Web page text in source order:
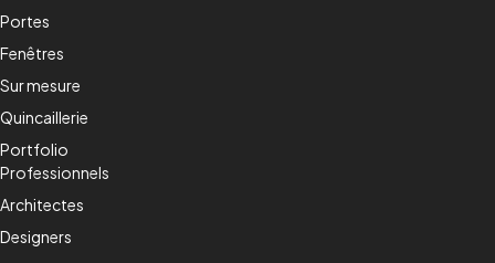
Portes
Fenêtres
Sur mesure
Quincaillerie
Portfolio
Professionnels
Architectes
Designers